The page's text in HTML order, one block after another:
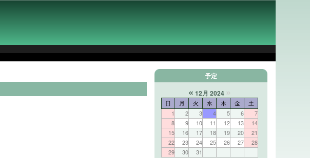
予定
« 12月 2024 »
日 月 火 水 木 金
土
1
2 3 4 5 6
7
8
9 10 11 12 13
14
15
16 17 18 19 20
21
22
23 24 25 26 27
28
29
30 31